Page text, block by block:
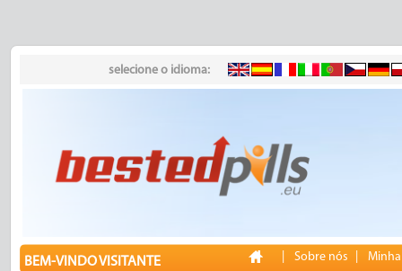
selecione o idioma:
BEM-VINDO VISITANTE Sobre nós